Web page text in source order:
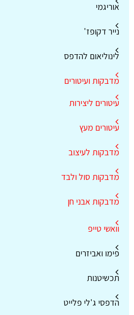
אוריגמי
נייר דקופז'
לינוליאום להדפס
מדבקות ועיטורים
עיטורים ליצירות
עיטורים מעץ
מדבקות לעיצוב
מדבקות סול ולבד
מדבקות אבני חן
וואשי טייפ
פימו ואביזרים
תכשיטנות
הדפסי ג'לי פלייט